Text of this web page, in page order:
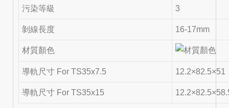
污染等級 3
剝線長度 16-17mm
材質顏色
導軌尺寸 For TS35x7.5 12.2×82.5×51
導軌尺寸 For TS35x15